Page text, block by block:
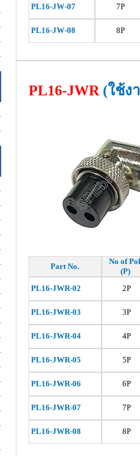
PL16-JW-07 7P
PL16-JW-08 8P
PL16-JWR (ใช้ง
Part No.
No of
(P)
PL16-JWR-02
2P
PL16-JWR-03 3P
PL16-JWR-04 4P
PL16-JWR-05 5P
PL16-JWR-06 6P
PL16-JWR-07 7P
PL16-JWR-08 8P